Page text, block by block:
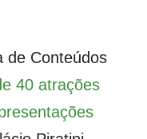
de Conteúdos
40 atrações